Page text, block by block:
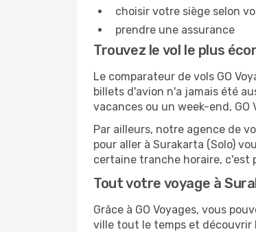
choisir votre siège selon
prendre une assurance
Trouvez le vol le plus
Le comparateur de vols GO
billets d'avion n'a jamais été
vacances ou un week-end,
Par ailleurs, notre agence de
pour aller à Surakarta (Solo)
certaine tranche horaire, c'est
Tout votre voyage à
Grâce à GO Voyages, vous
ville tout le temps et découvrir